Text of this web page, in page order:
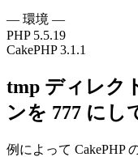
— 環境 —
PHP 5.5.19
CakePHP 3.1.1
tmp ディレク
ンを 777 にし
例によって CakePHP